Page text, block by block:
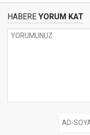
HABERE YORUM KAT